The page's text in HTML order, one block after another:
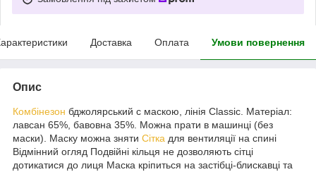
Доставка Оплата Умови повернення
Опис
Комбінезон бджолярський c маскою, лінія Classic. Матеріал:
лавсан 65%, бавовна 35%. Можна прати в машинці (без
маски). Маску можна зняти Сітка для вентиляції на спині
Відмінний огляд Подвійні кільця не дозволяють сітці
дотикатися до лиця Маска кріпиться на застібці-блискавці та